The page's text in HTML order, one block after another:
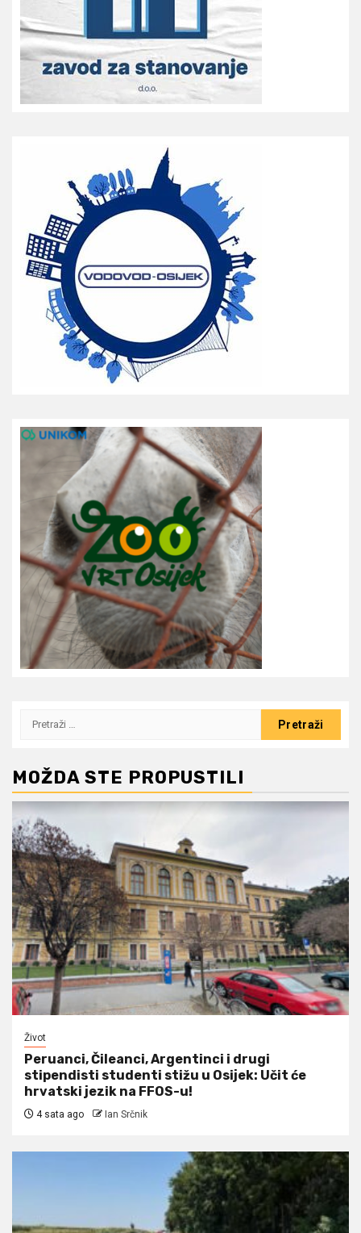
Pretraži:
MOŽDA STE PROPUSTILI
Život
Peruanci, Čileanci, Argentinci i drugi
stipendisti studenti stižu u Osijek: Učit će
hrvatski jezik na FFOS-u!
4 sata ago Ian Srčnik